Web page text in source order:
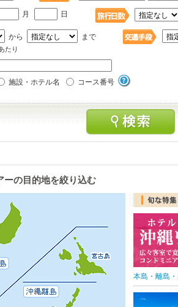
月 日
から まで
たり
施設・ホテル名 コース番号
ーの目的地を絞り込む
本島・離島